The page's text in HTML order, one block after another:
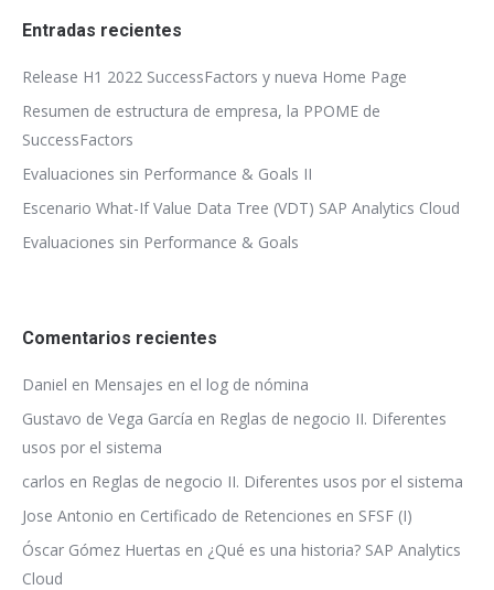
Entradas recientes
Release H1 2022 SuccessFactors y nueva Home Page
Resumen de estructura de empresa, la PPOME de
SuccessFactors
Evaluaciones sin Performance & Goals II
Escenario What-If Value Data Tree (VDT) SAP Analytics Cloud
Evaluaciones sin Performance & Goals
Comentarios recientes
Daniel en Mensajes en el log de nómina
Gustavo de Vega García en Reglas de negocio II. Diferentes
usos por el sistema
carlos en Reglas de negocio II. Diferentes usos por el sistema
Jose Antonio en Certificado de Retenciones en SFSF (I)
Óscar Gómez Huertas en ¿Qué es una historia? SAP Analytics
Cloud